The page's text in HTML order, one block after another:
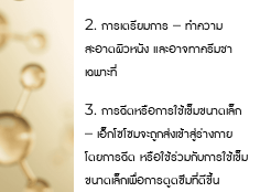
2. การเตรียมการ – ทำความ
สะอาดผิวหนัง และอาจทาครีมชา
เฉพาะที่
3. การฉีดหรือการใช้เข็มขนาดเล็ก
– เอ็กโซโซมจะถูกส่งเข้าสู่ร่างกาย
โดยการฉีด หรือใช้ร่วมกับการใช้เข็ม
ขนาดเล็กเพื่อการดูดซึมที่ดีขึ้น